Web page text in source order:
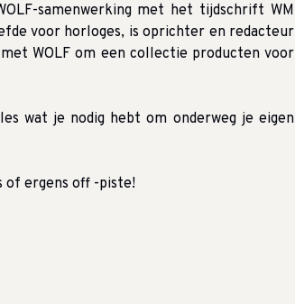
samenwerking met het tijdschrift WM
voor horloges, is oprichter en redacteur
WOLF om een collectie producten voor
wat je nodig hebt om onderweg je eigen
of ergens off -piste!